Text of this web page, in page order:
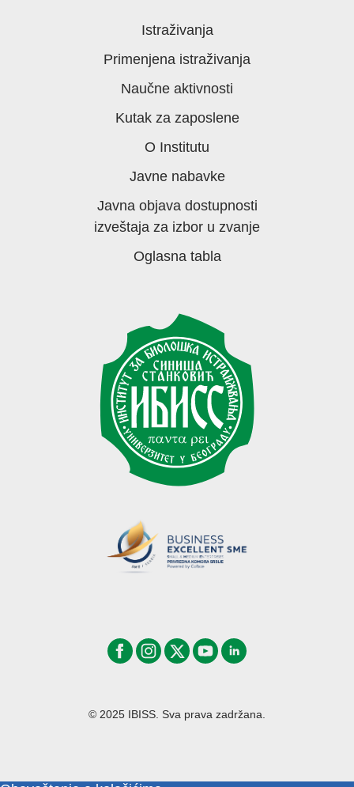
Istraživanja
Primenjena istraživanja
Naučne aktivnosti
Kutak za zaposlene
O Institutu
Javne nabavke
Javna objava dostupnosti
izveštaja za izbor u zvanje
Oglasna tabla
© 2025 IBISS. Sva prava zadržana.